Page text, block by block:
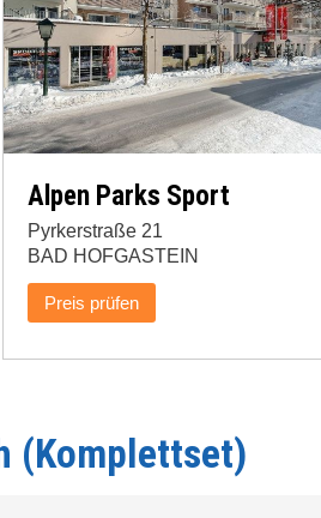
Alpen Parks Sport
Pyrkerstraße 21
BAD HOFGASTEIN
Preis prüfen
(Komplettset)